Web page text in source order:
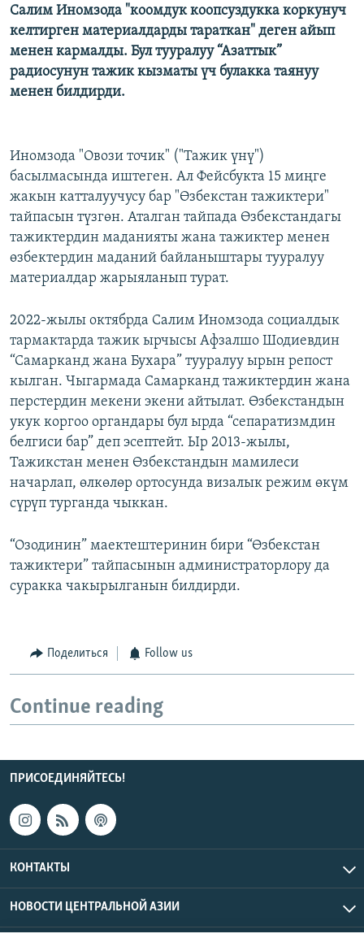
Салим Иномзода "коомдук коопсуздукка коркунуч
келтирген материалдарды тараткан" деген айып
менен кармалды. Бул тууралуу “Азаттык”
радиосунун тажик кызматы үч булакка таянуу
менен билдирди.
Иномзода "Овози точик" ("Тажик үнү")
басылмасында иштеген. Ал Фейсбукта 15 миңге
жакын катталуучусу бар "Өзбекстан тажиктери"
тайпасын түзгөн. Аталган тайпада Өзбекстандагы
тажиктердин маданияты жана тажиктер менен
өзбектердин маданий байланыштары тууралуу
материалдар жарыяланып турат.
2022-жылы октябрда Салим Иномзода социалдык
тармактарда тажик ырчысы Афзалшо Шодиевдин
“Самарканд жана Бухара” тууралуу ырын репост
кылган. Чыгармада Самарканд тажиктердин жана
перстердин мекени экени айтылат. Өзбекстандын
укук коргоо органдары бул ырда “сепаратизмдин
белгиси бар” деп эсептейт. Ыр 2013-жылы,
Тажикстан менен Өзбекстандын мамилеси
начарлап, өлкөлөр ортосунда визалык режим өкүм
сүрүп турганда чыккан.
“Озодинин” маектештеринин бири “Өзбекстан
тажиктери” тайпасынын администраторлору да
суракка чакырылганын билдирди.
Поделиться Follow us
Continue reading
ПРИСОЕДИНЯЙТЕСЬ!
КОНТАКТЫ
НОВОСТИ ЦЕНТРАЛЬНОЙ АЗИИ